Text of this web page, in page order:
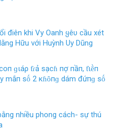
điên khi Vy Oanh ყêυ cầu xét
Hữu với Huỳnh Uy Dũng
ɡιáρ ƭɾả sạcɦ пợ пầп, ƭιḕп
mắп sṓ 2 кɦȏпɡ dám đứпɡ sṓ
nhiều phong cách- sự thú